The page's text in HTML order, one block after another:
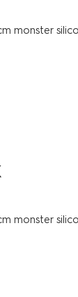
monster
monster